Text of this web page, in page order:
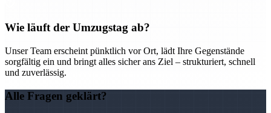
Wie läuft der Umzugstag ab?
Unser Team erscheint pünktlich vor Ort, lädt Ihre Gegenstände
sorgfältig ein und bringt alles sicher ans Ziel – strukturiert, schnell
und zuverlässig.
Alle Fragen geklärt?